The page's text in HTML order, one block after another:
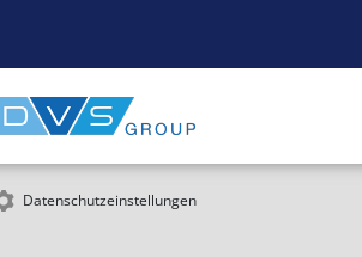
Datenschutzeinstellungen